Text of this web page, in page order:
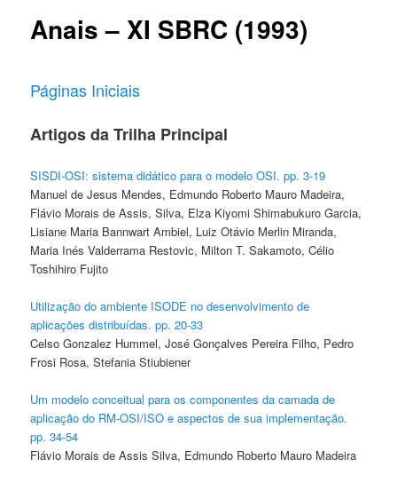
Anais – XI SBRC (1993)
Páginas Iniciais
Artigos da Trilha Principal
SISDI-OSI: sistema didático para o modelo OSI. pp. 3-19
Manuel de Jesus Mendes, Edmundo Roberto Mauro Madeira,
Flávio Morais de Assis, Silva, Elza Kiyomi Shimabukuro Garcia,
Lisiane Maria Bannwart Ambiel, Luiz Otávio Merlin Miranda,
Maria Inés Valderrama Restovic, Milton T. Sakamoto, Célio
Toshihiro Fujito
Utilização do ambiente ISODE no desenvolvimento de
aplicações distribuídas. pp. 20-33
Celso Gonzalez Hummel, José Gonçalves Pereira Filho, Pedro
Frosi Rosa, Stefania Stiubiener
Um modelo conceitual para os componentes da camada de
aplicação do RM-OSI/ISO e aspectos de sua implementação.
pp. 34-54
Flávio Morais de Assis Silva, Edmundo Roberto Mauro Madeira